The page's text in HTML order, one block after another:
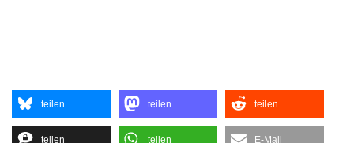
teilen teilen teilen
teilen teilen E-Mail